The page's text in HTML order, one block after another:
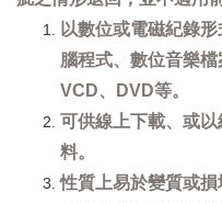
以數位或電磁紀錄
腦程式、數位音樂檔
VCD、DVD等。
可供線上下載、或
料。
性質上易於變質或